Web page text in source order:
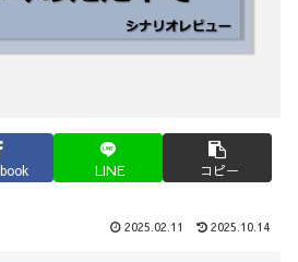
LINE コピー
2025.02.11 2025.10.14